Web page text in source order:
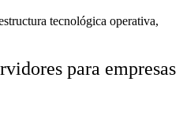
tecnológica operativa,
para empresas